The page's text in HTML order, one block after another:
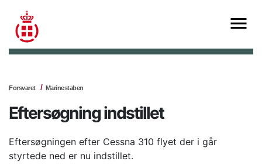
Forsvaret Marinestaben
Eftersøgning indstillet
Eftersøgningen efter Cessna 310 flyet der i går
styrtede ned er nu indstillet.